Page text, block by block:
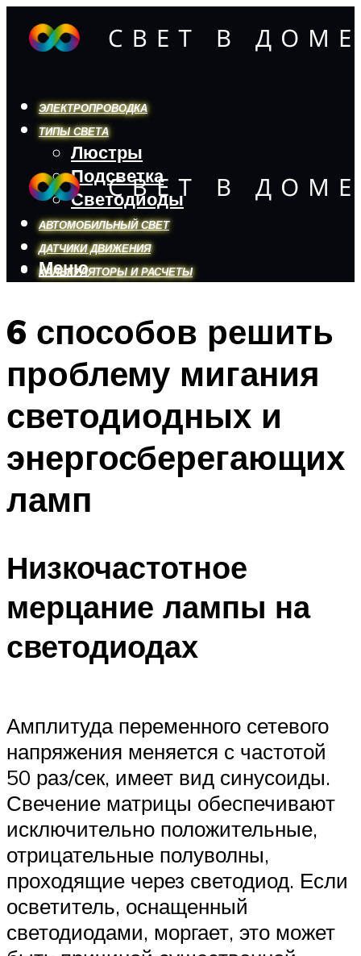
ЭЛЕКТРОПРОВОДКА
ТИПЫ СВЕТА
Люстры
Подсветка
Светодиоды
АВТОМОБИЛЬНЫЙ СВЕТ
ДАТЧИКИ ДВИЖЕНИЯ
КАЛЬКУЛЯТОРЫ И РАСЧЕТЫ
Меню
Меню
6 способов решить
проблему мигания
светодиодных и
энергосберегающих
ламп
Низкочастотное
мерцание лампы на
светодиодах
Амплитуда переменного сетевого
напряжения меняется с частотой
50 раз/сек, имеет вид синусоиды.
Свечение матрицы обеспечивают
исключительно положительные,
отрицательные полуволны,
проходящие через светодиод. Если
осветитель, оснащенный
светодиодами, моргает, это может